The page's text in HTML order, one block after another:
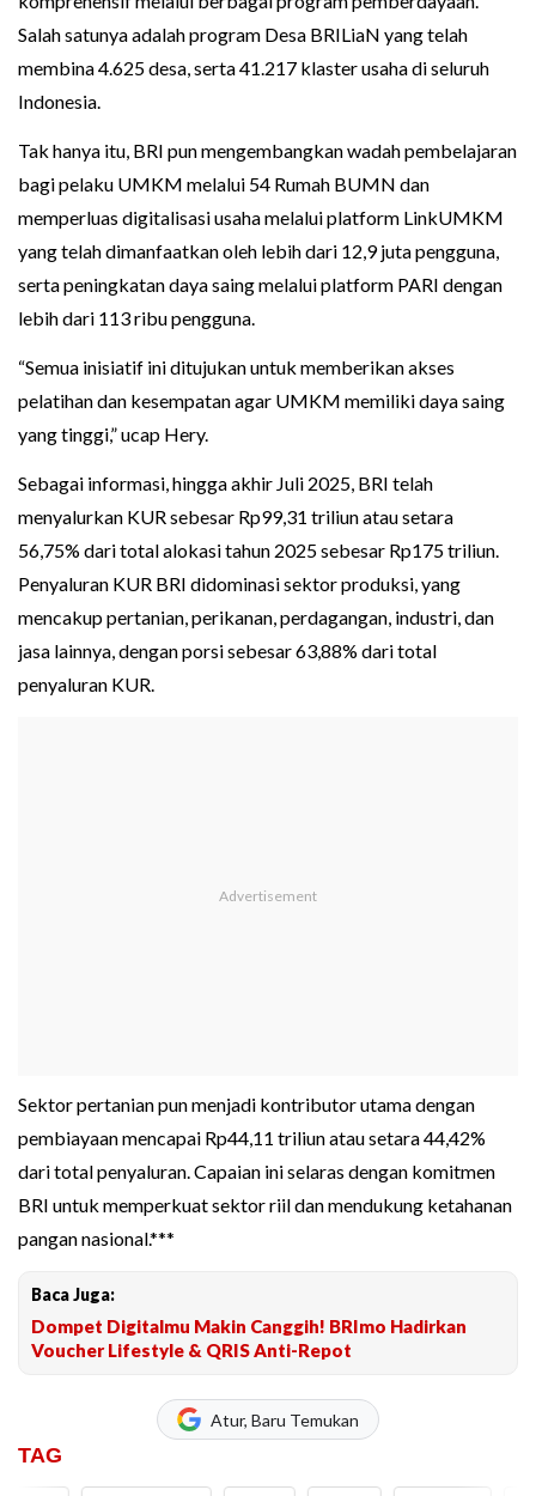
Salah satunya adalah program Desa BRILiaN yang telah
membina 4.625 desa, serta 41.217 klaster usaha di seluruh
Indonesia.
Tak hanya itu, BRI pun mengembangkan wadah pembelajaran
bagi pelaku UMKM melalui 54 Rumah BUMN dan
memperluas digitalisasi usaha melalui platform LinkUMKM
yang telah dimanfaatkan oleh lebih dari 12,9 juta pengguna,
serta peningkatan daya saing melalui platform PARI dengan
lebih dari 113 ribu pengguna.
“Semua inisiatif ini ditujukan untuk memberikan akses
pelatihan dan kesempatan agar UMKM memiliki daya saing
yang tinggi,” ucap Hery.
Sebagai informasi, hingga akhir Juli 2025, BRI telah
menyalurkan KUR sebesar Rp99,31 triliun atau setara
56,75% dari total alokasi tahun 2025 sebesar Rp175 triliun.
Penyaluran KUR BRI didominasi sektor produksi, yang
mencakup pertanian, perikanan, perdagangan, industri, dan
jasa lainnya, dengan porsi sebesar 63,88% dari total
penyaluran KUR.
Sektor pertanian pun menjadi kontributor utama dengan
pembiayaan mencapai Rp44,11 triliun atau setara 44,42%
dari total penyaluran. Capaian ini selaras dengan komitmen
BRI untuk memperkuat sektor riil dan mendukung ketahanan
pangan nasional.***
Baca Juga:
Dompet Digitalmu Makin Canggih! BRImo Hadirkan
Voucher Lifestyle & QRIS Anti-Repot
Atur, Baru Temukan
TAG